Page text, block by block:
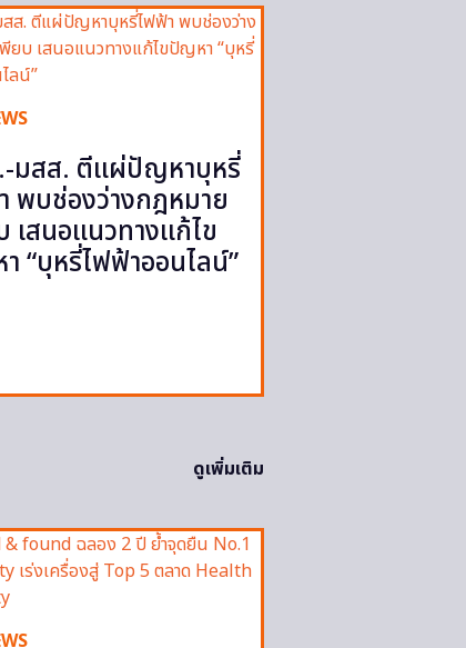
มสส. ตีแผ่ปัญหาบุหรี่
พบช่องว่างกฎหมาย
เสนอแนวทางแก้ไข
“บุหรี่ไฟฟ้าออนไลน์”
ดูเพิ่มเติม